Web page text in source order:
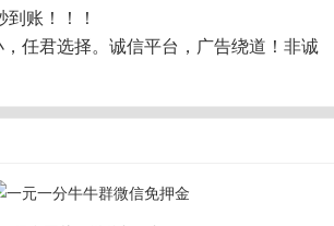
账！！！
任君选择。诚信平台，广告绕道！非诚